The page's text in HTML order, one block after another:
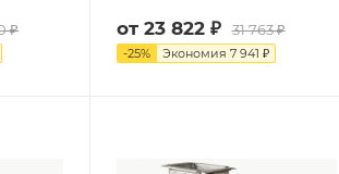
₽ от 23 822 ₽ 31 763 ₽
-25% Экономия 7 941 ₽